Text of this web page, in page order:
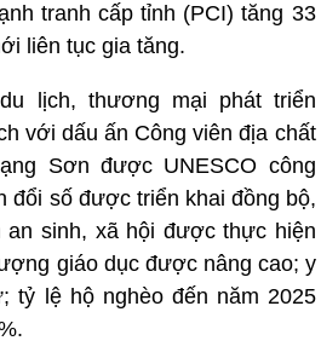
tranh cấp tỉnh (PCI) tăng 33
liên tục gia tăng.
lịch, thương mại phát triển
với dấu ấn Công viên địa chất
Sơn được UNESCO công
đổi số được triển khai đồng bộ,
an sinh, xã hội được thực hiện
giáo dục được nâng cao; y
tỷ lệ hộ nghèo đến năm 2025